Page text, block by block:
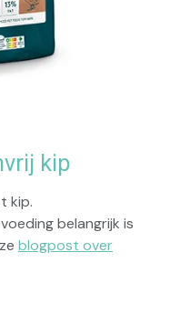
kip
kip.
belangrijk is
blogpost over